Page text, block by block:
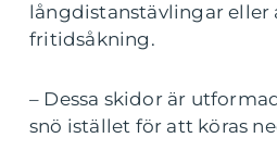
långdistanstävlingar eller
fritidsåkning.
– Dessa skidor är
snö istället för att köras